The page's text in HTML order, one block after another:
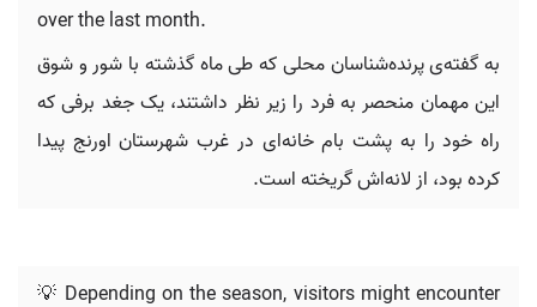
over the last month.
به گفته‌ی پرنده‌شناسان محلی که طی ماه گذشته با شور و شوق
این مهمان منحصر به فرد را زیر نظر داشتند، یک جغد برفی که
راه خود را به پشت بام خانه‌ای در غرب شهرستان اورنج پیدا
کرده بود، از لانه‌اش گریخته است.
💡 Depending on the season, visitors might encounter